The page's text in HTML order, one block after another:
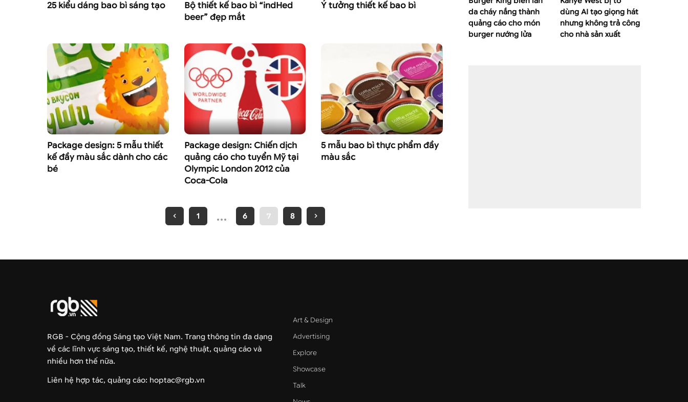
25 kiểu dáng bao bì sáng tạo
Bộ thiết kế bao bì “indHed
beer” đẹp mắt
Ý tưởng thiết kế bao bì
Package design: 5 mẫu thiết
kế đầy màu sắc dành cho các
bé
Package design: Chiến dịch
quảng cáo cho tuyển Mỹ tại
Olympic London 2012 của
Coca-Cola
5 mẫu bao bì thực phẩm đầy
màu sắc
1 … 6 7 8
da cháy nắng thành
quảng cáo cho món
burger nướng lửa
dùng AI tạo giọng hát
nhưng không trả công
cho nhà sản xuất
RGB - Cộng đồng Sáng tạo Việt Nam. Trang thông tin đa dạng
về các lĩnh vực sáng tạo, thiết kế, nghệ thuật, quảng cáo và
nhiều hơn thế nữa.
Liên hệ hợp tác, quảng cáo: hoptac@rgb.vn
Art & Design
Advertising
Explore
Showcase
Talk